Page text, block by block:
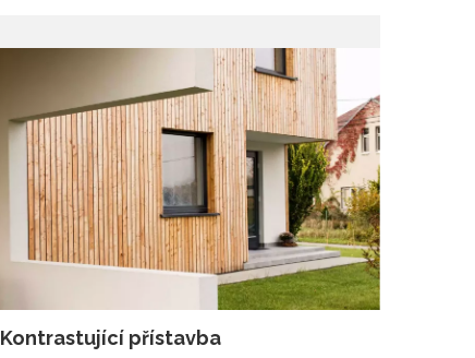
Kontrastující přístavba